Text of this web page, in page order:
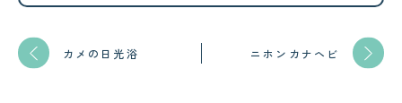
カメの日光浴 ニホンカナヘビ